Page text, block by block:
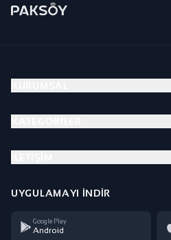
UYGULAMAYI İNDIR
Google Play
Android